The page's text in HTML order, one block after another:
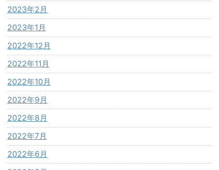
2023年2月
2023年1月
2022年12月
2022年11月
2022年10月
2022年9月
2022年8月
2022年7月
2022年6月